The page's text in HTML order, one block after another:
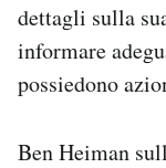
dettagli sulla
informare
possiedono
Ben Heiman